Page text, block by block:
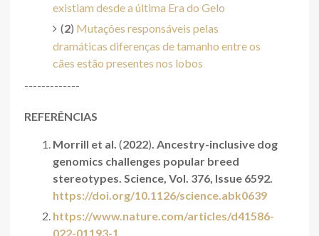
existiam desde a última Era do Gelo
(2) Mutações responsáveis pelas
dramáticas diferenças de tamanho entre os
cães estão presentes nos lobos
-------------
REFERÊNCIAS
Morrill et al. (2022). Ancestry-inclusive dog
genomics challenges popular breed
stereotypes. Science, Vol. 376, Issue 6592.
https://doi.org/10.1126/science.abk0639
https://www.nature.com/articles/d41586-
022-01193-1